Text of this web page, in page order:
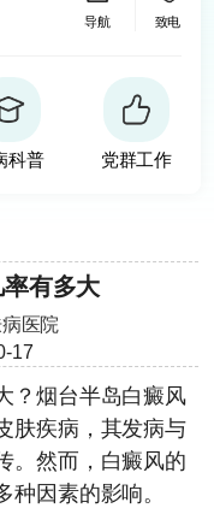
准分子激光以及外
、微小皮片移植、
导航 致电
科普 党群工作
有多大
医院
17
？ 烟台半岛白癜风
肤疾病，其发病与
。然而，白癜风的
因素的影响。